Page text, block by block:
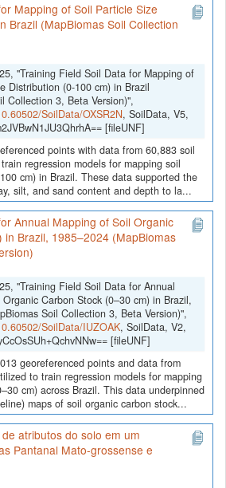
Mapping of Soil Particle Size
Brazil (MapBiomas Soil Collection
"Training Field Soil Data for Mapping of
Distribution (0-100 cm) in Brazil
Collection 3, Beta Version)",
SoilData/OXSR2N, SoilData, V5,
[fileUNF]
points with data from 60,883 soil
regression models for mapping soil
cm) in Brazil. These data supported the
silt, and sand content and depth to la...
Annual Mapping of Soil Organic
Brazil, 1985–2024 (MapBiomas
"Training Field Soil Data for Annual
Carbon Stock (0–30 cm) in Brazil,
Soil Collection 3, Beta Version)",
SoilData/IUZOAK, SoilData, V2,
[fileUNF]
georeferenced points and data from
to train regression models for mapping
cm) across Brazil. This data underpinned
maps of soil organic carbon stock...
atributos do solo em um
Pantanal Mato-grossense e